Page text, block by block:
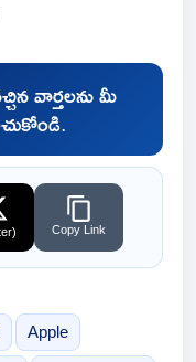
వార్తలను మీ
Copy Link
Apple